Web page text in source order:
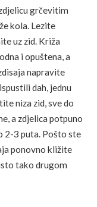
grčevitim
kola. Lezite
uz zid. Križa
i opuštena, a
napravite
dah, jednu
niza zid, sve do
a zdjelica potpuno
2-3 puta. Pošto ste
ponovno kližite
tako drugom